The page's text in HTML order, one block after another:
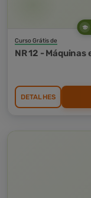
Curso Grátis de
NR 12 -
DETALHES